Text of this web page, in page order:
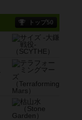
トップ50